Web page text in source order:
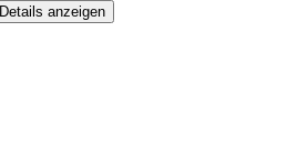
Details anzeigen